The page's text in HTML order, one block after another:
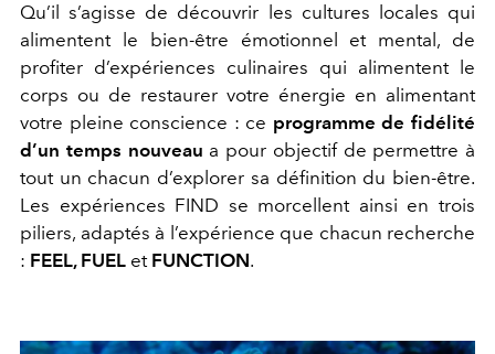
Qu’il s’agisse de découvrir les cultures locales qui
alimentent le bien-être émotionnel et mental, de
profiter d’expériences culinaires qui alimentent le
corps ou de restaurer votre énergie en alimentant
votre pleine conscience : ce programme de fidélité
d’un temps nouveau a pour objectif de permettre à
tout un chacun d’explorer sa définition du bien-être.
Les expériences FIND se morcellent ainsi en trois
piliers, adaptés à l’expérience que chacun recherche
: FEEL, FUEL et FUNCTION.